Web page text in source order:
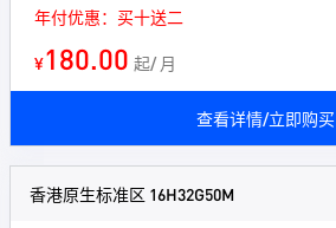
年付优惠：买十送二
¥180.00 起/ 月
查看详情/立即购买
香港原生标准区 16H32G50M